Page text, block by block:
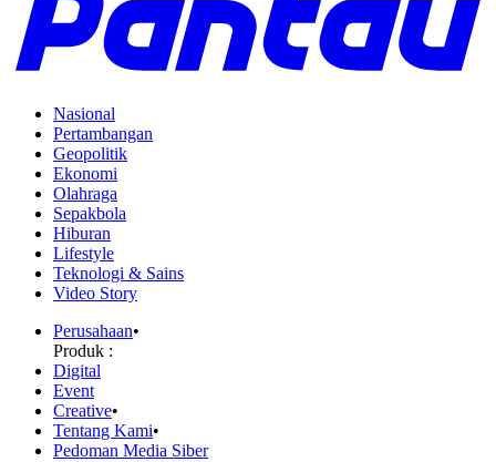
Nasional
Pertambangan
Geopolitik
Ekonomi
Olahraga
Sepakbola
Hiburan
Lifestyle
Teknologi & Sains
Video Story
Perusahaan•
Produk :
Digital
Event
Creative•
Tentang Kami•
Pedoman Media Siber